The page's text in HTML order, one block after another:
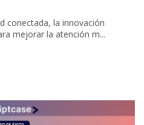
conectada, la innovación
mejorar la atención m...